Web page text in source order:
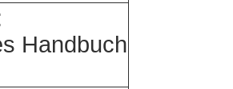
Handbuch